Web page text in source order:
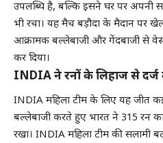
उपलब्धि है, बल्कि इसने घर पर अपनी
भी रचा। यह मैच बड़ौदा के मैदान पर
आक्रामक बल्लेबाजी और गेंदबाजी से
कर दिया।
INDIA ने रनों के लिहाज से दर्ज
INDIA महिला टीम के लिए यह जीत
बल्लेबाजी करते हुए भारत ने 315 रन
रखा। INDIA महिला टीम की सलामी